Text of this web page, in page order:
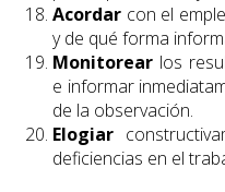
Acordar con el
y de qué forma
Monitorear los
e informar
de la observación.
Elogiar
deficiencias en el